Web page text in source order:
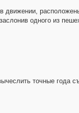
одного из
точные года